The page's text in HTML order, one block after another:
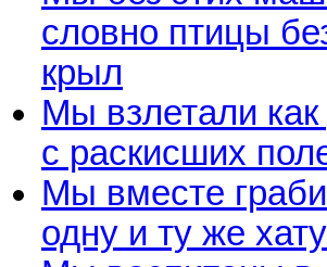
словно птицы
крыл
Мы взлетали как
с раскисших
Мы вместе
одну и ту же хату